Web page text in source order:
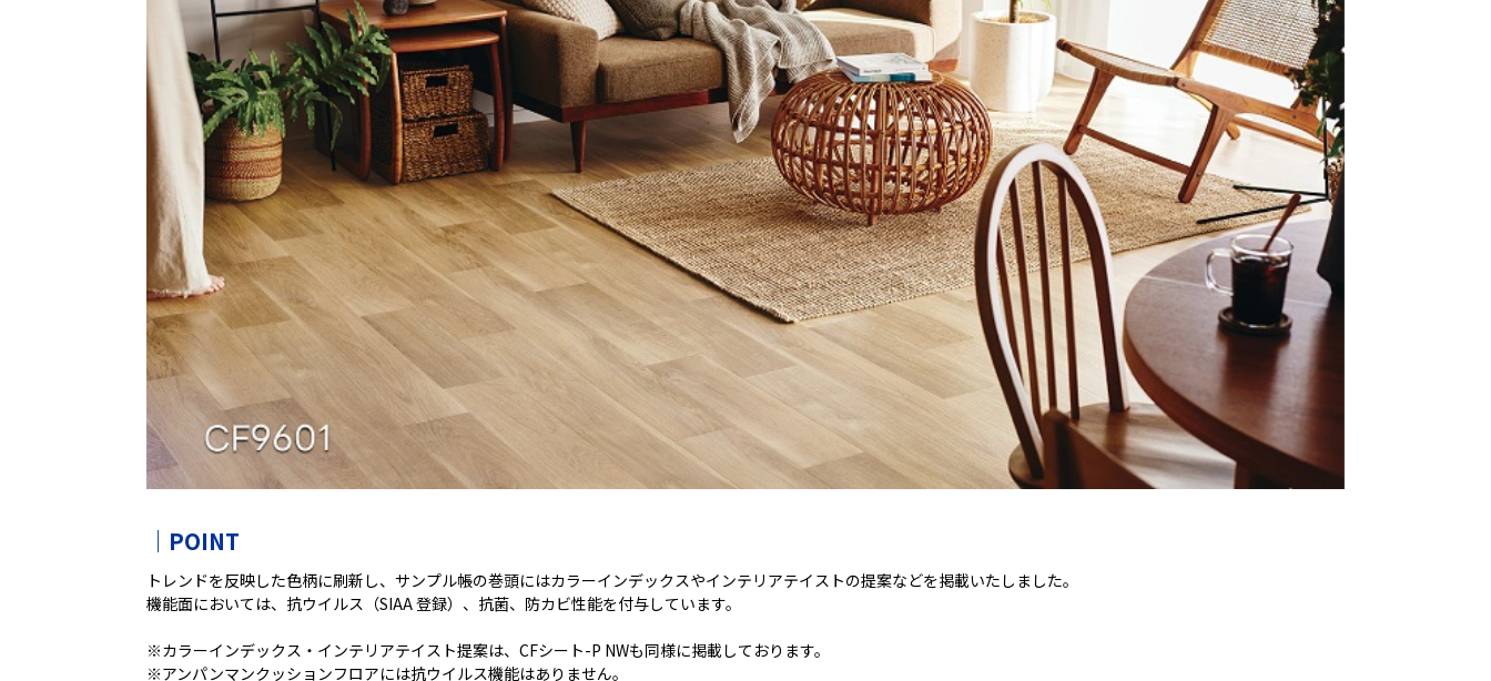
｜POINT
トレンドを反映した色柄に刷新し、サンプル帳の巻頭にはカラーインデックスやインテリアテイストの提案などを掲載いたしました。
機能面においては、抗ウイルス（SIAA 登録）、抗菌、防カビ性能を付与しています。
※カラーインデックス・インテリアテイスト提案は、CFシート-P NWも同様に掲載しております。
※アンパンマンクッションフロアには抗ウイルス機能はありません。